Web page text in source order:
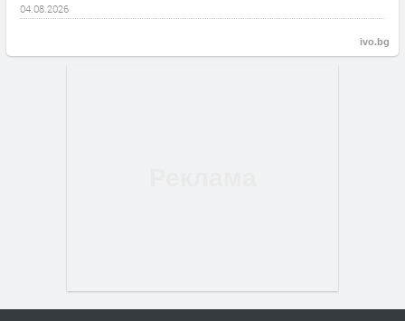
04.08.2026
ivo.bg